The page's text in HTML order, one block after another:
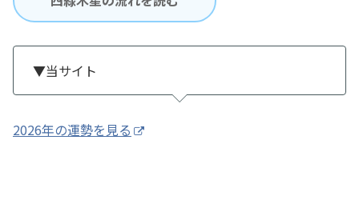
▼当サイト
2026年の運勢を見る